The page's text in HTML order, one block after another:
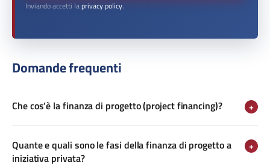
Inviando accetti laprivacy policy.
Domande frequenti
Che cos’è la finanza di progetto (project financing)? +
Quante e quali sono le fasi della finanza di progetto a
iniziativa privata?
+